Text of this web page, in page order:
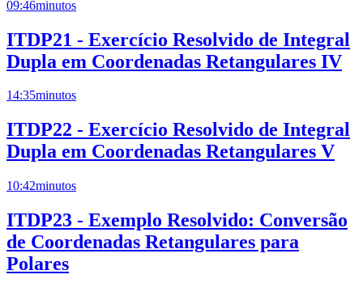
09:46minutos
ITDP21 - Exercício Resolvido de Integral
Dupla em Coordenadas Retangulares IV
14:35minutos
ITDP22 - Exercício Resolvido de Integral
Dupla em Coordenadas Retangulares V
10:42minutos
ITDP23 - Exemplo Resolvido: Conversão
de Coordenadas Retangulares para
Polares